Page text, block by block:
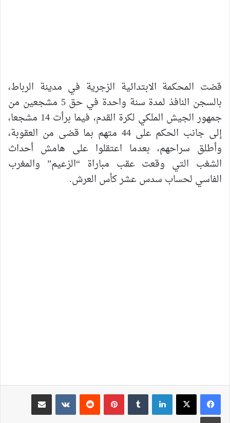
قضت المحكمة الابتدائية الزجرية في مدينة الرباط،
بالسجن النافذ لمدة سنة واحدة في حق 5 مشجعين من
جمهور الجيش الملكي لكرة القدم، فيما برأت 14 مشجعا،
إلى جانب الحكم على 44 متهم بما قضى من العقوبة،
وأطلق سراحهم، بعدما اعتقلوا على هامش أحداث
الشغب التي وقعت عقب مباراة “الزعيم” والمغرب
الفاسي لحساب سدس عشر كأس العرش.
لينكدإن بينتيريست
مشاركة عبر البريد
طباعة